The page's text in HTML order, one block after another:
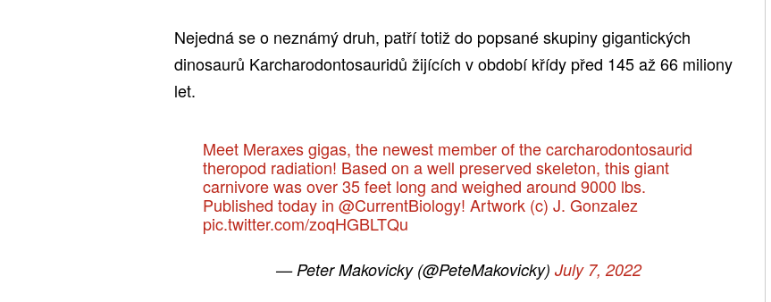
Nejedná se o neznámý druh, patří totiž do popsané skupiny gigantických
dinosaurů Karcharodontosauridů žijících v období křídy před 145 až 66 miliony
let.
Meet Meraxes gigas, the newest member of the carcharodontosaurid
theropod radiation! Based on a well preserved skeleton, this giant
carnivore was over 35 feet long and weighed around 9000 lbs.
Published today in @CurrentBiology! Artwork (c) J. Gonzalez
pic.twitter.com/zoqHGBLTQu
— Peter Makovicky (@PeteMakovicky)July 7, 2022